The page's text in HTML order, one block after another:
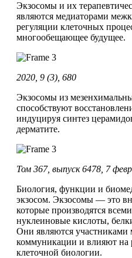
Экзосомы и их
являются медиаторами
регуляции клеточных
многообещающее будущее.
2020, 9 (3), 680
Экзосомы из
способствуют
индуцируя синтез
дерматите.
Том 367, выпуск 6478, 7
Биология, функции и
экзосом. Экзосомы — это
которые производятся
нуклеиновые кислоты,
Они являются участниками
коммуникации и влияют на
клеточной биологии.